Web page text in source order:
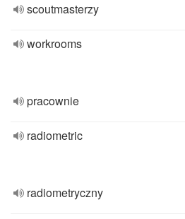
scoutmasterzy
workrooms
pracownie
radiometric
radiometryczny